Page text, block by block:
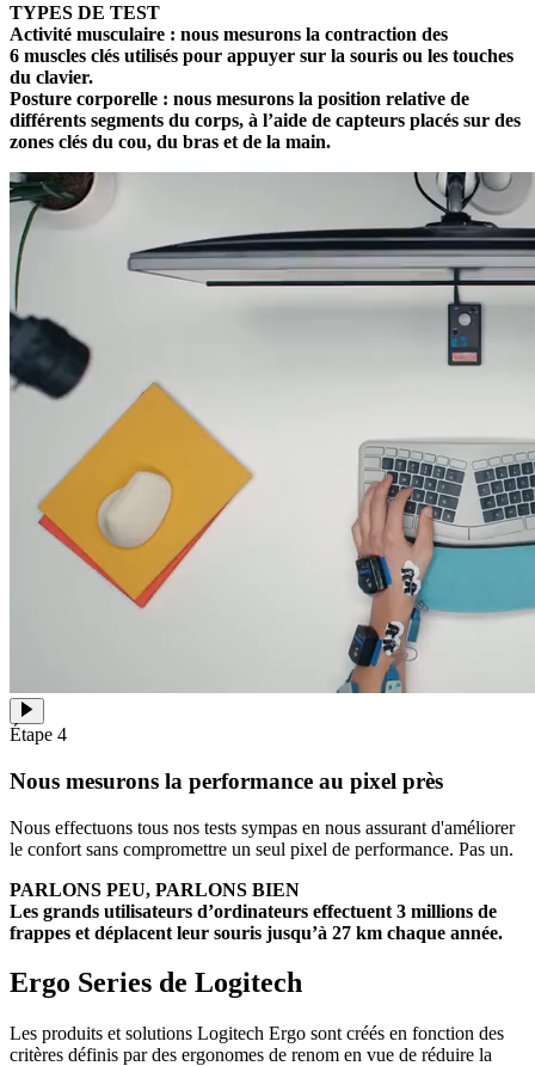
TYPES DE TEST
Activité musculaire : nous mesurons la contraction des
6 muscles clés utilisés pour appuyer sur la souris ou les touches
du clavier.
Posture corporelle : nous mesurons la position relative de
différents segments du corps, à l’aide de capteurs placés sur des
zones clés du cou, du bras et de la main.
Étape 4
Nous mesurons la performance au pixel près
Nous effectuons tous nos tests sympas en nous assurant d'améliorer
le confort sans compromettre un seul pixel de performance. Pas un.
PARLONS PEU, PARLONS BIEN
Les grands utilisateurs d’ordinateurs effectuent 3 millions de
frappes et déplacent leur souris jusqu’à 27 km chaque année.
Ergo Series de Logitech
Les produits et solutions Logitech Ergo sont créés en fonction des
critères définis par des ergonomes de renom en vue de réduire la